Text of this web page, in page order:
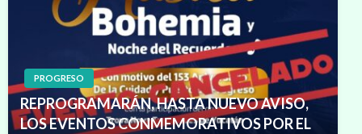
PROGRESO
REPROGRAMARÁN, HASTA NUEVO AVISO,
LOS EVENTOS CONMEMORATIVOS POR EL